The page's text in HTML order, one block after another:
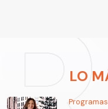
LO
Programas